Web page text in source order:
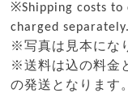
※Shipping costs
charged separately.
※写真は見本にな
※送料は込の料金
の発送となります